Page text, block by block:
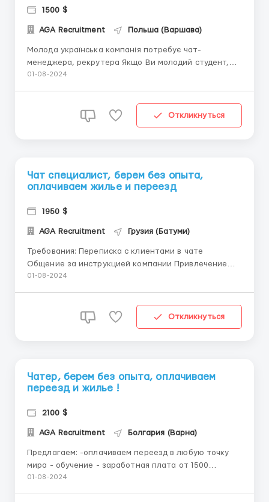
1500 $
AGA Recruitment Польша (Варшава)
Молода українська компанія потребує чат-
менеджера, рекрутера Якщо Ви молодий студент,
який шукає себе в новому оточенні, тобі саме до
комфортними умовами Вимоги: Без досвіду або з
01-08-2024
Откликнуться
Чат специалист, берем без опыта,
оплачиваем жилье и переезд
1950 $
AGA Recruitment Грузия (Батуми)
Требования: Переписка с клиентами в чате
Общение за инструкцией компании Привлечение
потенциальных клиентов Размещение рекламы за
город оплатим, предоставим жилье! Условия ...
01-08-2024
Откликнуться
Чатер, берем без опыта, оплачиваем
переезд и жилье !
2100 $
AGA Recruitment Болгария (Варна)
Предлагаем: -оплачиваем переезд в любую точку
мира - обучение - заработная плата от 1500
долларов - полезный опыт работы в большом
01-08-2024